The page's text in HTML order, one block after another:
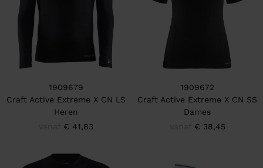
1909679
Craft Active Extreme X CN LS
Heren
€ 41,83
1909672
Craft Active Extreme X CN SS
Dames
€ 38,45